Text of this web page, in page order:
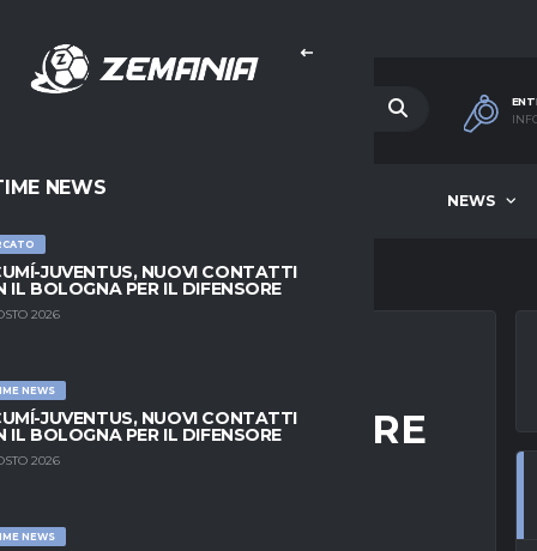
NEWS
NEWS
JUVENTUS, NUOVI CONTATTI
IL BOLOGNA PER IL DIFENSORE
2026
NEWS
JUVENTUS, NUOVI CONTATTI
IL BOLOGNA PER IL DIFENSORE
2026
NEWS
IL PORTIERE